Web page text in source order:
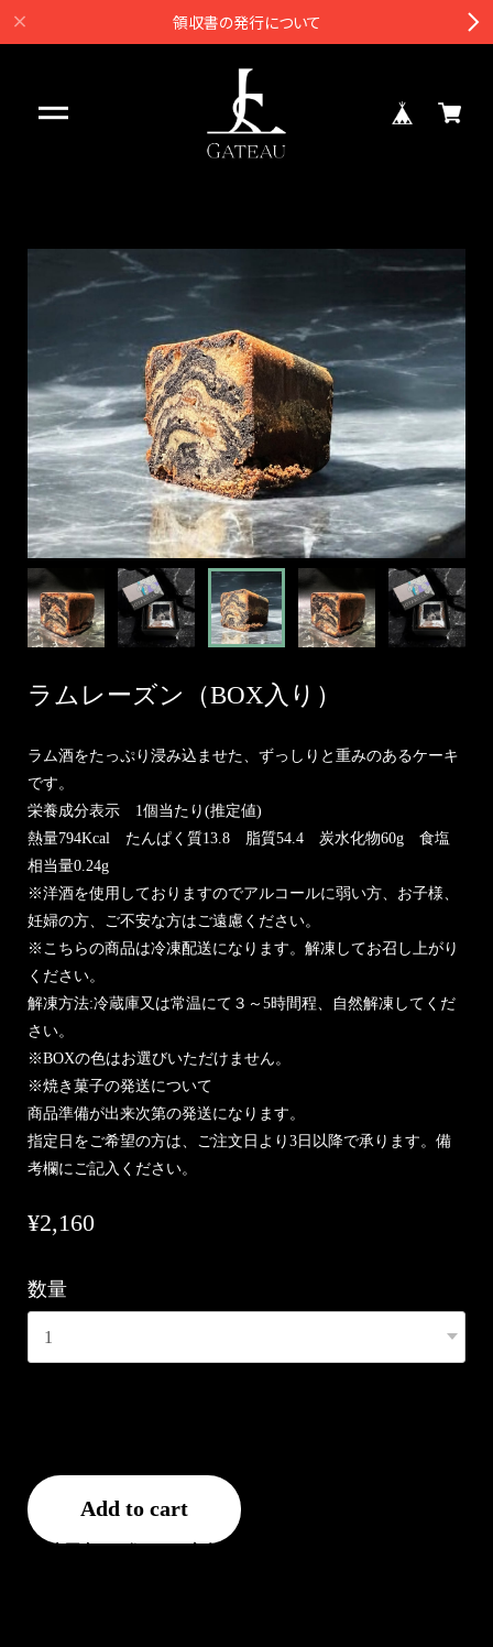
領収書の発行について
ラムレーズン（BOX入り）
ラム酒をたっぷり浸み込ませた、ずっしりと重みのあるケーキ
です。
栄養成分表示 1個当たり(推定値)
熱量794Kcal たんぱく質13.8 脂質54.4 炭水化物60g 食塩
相当量0.24g
※洋酒を使用しておりますのでアルコールに弱い方、お子様、
妊婦の方、ご不安な方はご遠慮ください。
※こちらの商品は冷凍配送になります。解凍してお召し上がり
ください。
解凍方法:冷蔵庫又は常温にて３～5時間程、自然解凍してくだ
さい。
※BOXの色はお選びいただけません。
※焼き菓子の発送について
商品準備が出来次第の発送になります。
指定日をご希望の方は、ご注文日より3日以降で承ります。備
考欄にご記入ください。
¥2,160
数量
Add to cart